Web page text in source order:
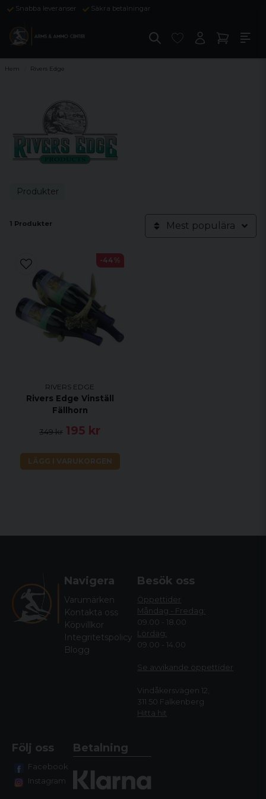
Snabba leveranser Säkra betalningar
Hem Rivers Edge
Produkter
1 Produkter Mest populära
RIVERS EDGE
Rivers Edge Vinställ
Fällhorn
349 kr 195 kr
LÄGG I VARUKORGEN
-44%
Navigera
Varumärken
Kontakta oss
Köpvillkor
Integritetspolicy
Blogg
Besök oss
Öppettider
Måndag - Fredag:
09.00 - 18.00
Lördag:
09.00 - 14.00
Se avvikande öppettider
Vindåkersvägen 12,
311 50 Falkenberg
Hitta hit
Följ oss
Facebook
Instagram
Betalning